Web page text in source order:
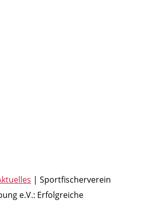
| Sportfischerverein
e.V.: Erfolgreiche